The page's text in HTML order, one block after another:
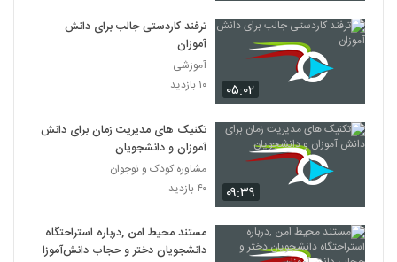
۰۵:۰۲
ترفند کاردستی جالب برای دانش
آموزان
آموزشی
۱۰ بازدید
۰۹:۳۹
تکنیک های مدیریت زمان برای دانش
آموزان و دانشجویان
مشاوره کودک و نوجوان
۴۰ بازدید
مستند محیط امن ,درباره استراحتگاه
دانشجویان دختر و حجاب دانش‌آموزان